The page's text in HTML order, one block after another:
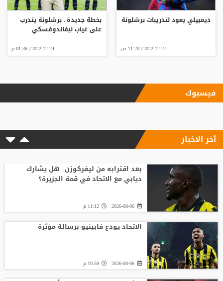
ديمبيلي يعود لتدريبات برشلونة
2022-12-27 | 11:20 ص
بخطة جديدة.. برشلونة يتدرب
على غياب ليفاندوفسكي
2022-12-24 | 01:36 م
فيسبوك
آخر الاخبار
بعد اقترابه من ليفركوزن.. هل يشارك
ديابي مع الاتحاد في قمة الجزيرة؟
2026-08-06 11:12 م
الاتحاد يودع فابينيو برسالة مؤثرة
2026-08-06 10:59 م